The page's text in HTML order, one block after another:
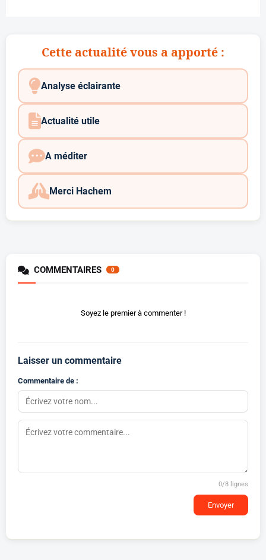
Cette actualité vous a apporté :
Analyse éclairante
Actualité utile
A méditer
Merci Hachem
COMMENTAIRES 0
Soyez le premier à commenter !
Laisser un commentaire
Commentaire de :
0/8 lignes
Envoyer